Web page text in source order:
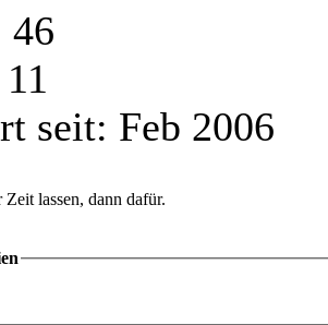
46
seit: Feb 2006
lassen, dann dafür.